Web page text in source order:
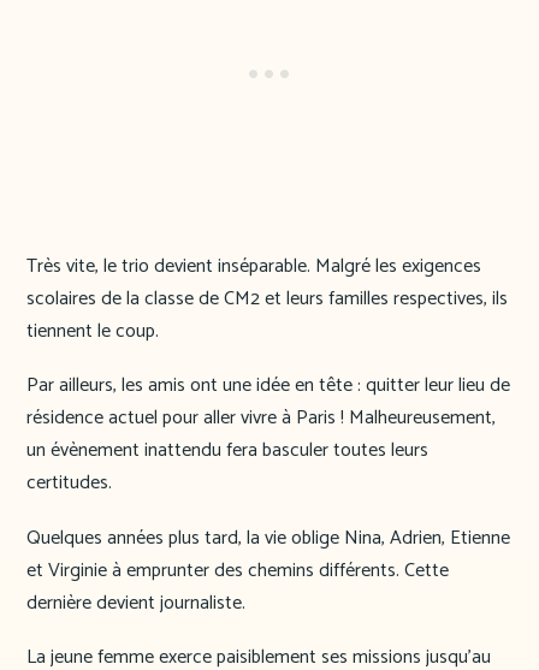
Très vite, le trio devient inséparable. Malgré les exigences
scolaires de la classe de CM2 et leurs familles respectives, ils
tiennent le coup.
Par ailleurs, les amis ont une idée en tête : quitter leur lieu de
résidence actuel pour aller vivre à Paris ! Malheureusement,
un évènement inattendu fera basculer toutes leurs
certitudes.
Quelques années plus tard, la vie oblige Nina, Adrien, Etienne
et Virginie à emprunter des chemins différents. Cette
dernière devient journaliste.
La jeune femme exerce paisiblement ses missions jusqu’au